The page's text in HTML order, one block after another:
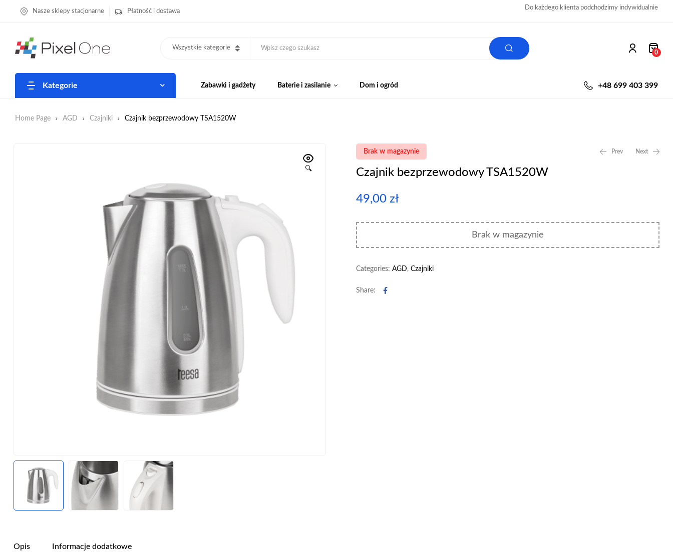
Nasze sklepy stacjonarne Płatność i dostawa Do każdego klienta podchodzimy indywidualnie
Wszystkie kategorie
0
Kategorie Zabawki i gadżety Baterie i zasilanie Dom i ogród +48 699 403 399
Home Page AGD Czajniki Czajnik bezprzewodowy TSA1520W
🔍
Brak w magazynie Prev Next
Czajnik bezprzewodowy TSA1520W
49,00 zł
Brak w magazynie
Categories: AGD, Czajniki
Share: Facebook
Opis Informacje dodatkowe